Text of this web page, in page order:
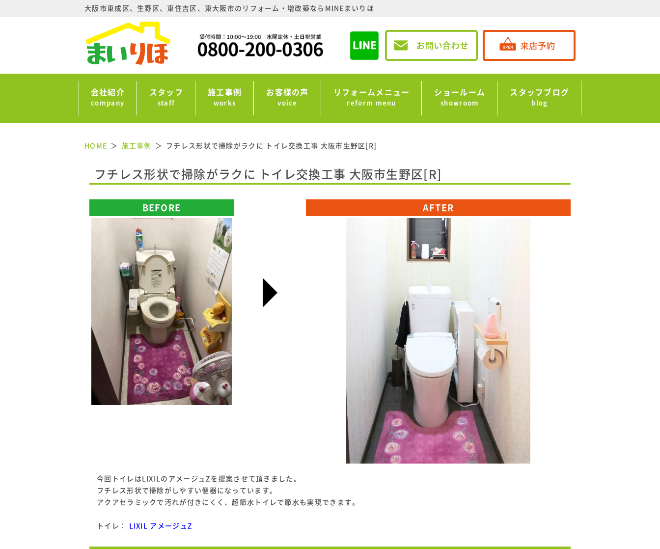
大阪市東成区、生野区、東住吉区、東大阪市のリフォーム・増改築ならMINEまいりほ
会社紹介
company
スタッフ
staff
施工事例
works
お客様の声
voice
リフォームメニュー
reform menu
ショールーム
showroom
スタッフブログ
blog
HOME 施工事例 フチレス形状で掃除がラクに トイレ交換工事 大阪市生野区[R]
フチレス形状で掃除がラクに トイレ交換工事 大阪市生野区[R]
AFTER
BEFORE
今回トイレはLIXILのアメージュZを提案させて頂きました。
フチレス形状で掃除がしやすい便器になっています。
アクアセラミックで汚れが付きにくく、超節水トイレで節水も実現できます。
トイレ： LIXIL アメージュZ